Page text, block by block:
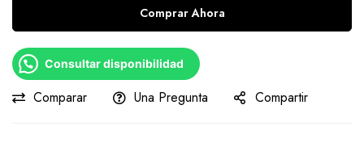
Comprar Ahora
Consultar disponibilidad
Comparar Una Pregunta Compartir